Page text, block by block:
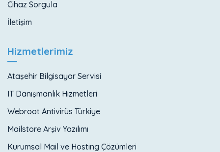
Cihaz Sorgula
İletişim
Hizmetlerimiz
Ataşehir Bilgisayar Servisi
IT Danışmanlık Hizmetleri
Webroot Antivirüs Türkiye
Mailstore Arşiv Yazılımı
Kurumsal Mail ve Hosting Çözümleri